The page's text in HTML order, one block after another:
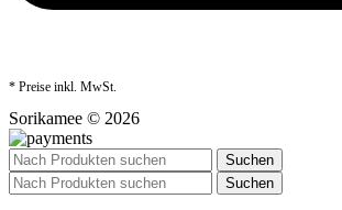
* Preise inkl. MwSt.
Sorikamee © 2026
Suchen
Suchen